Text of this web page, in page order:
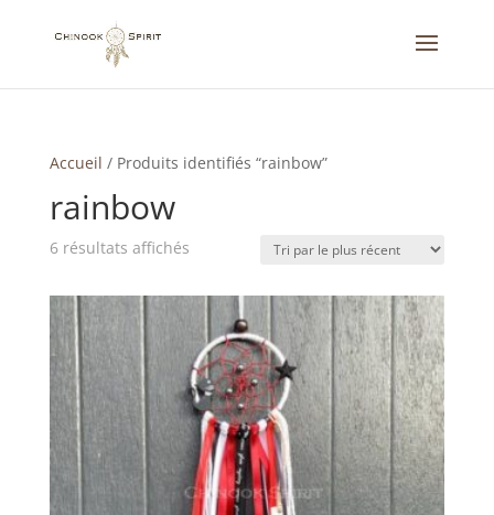
Accueil / Produits identifiés “rainbow”
rainbow
6 résultats affichésTrié
plus
récent
au
plus
ancien